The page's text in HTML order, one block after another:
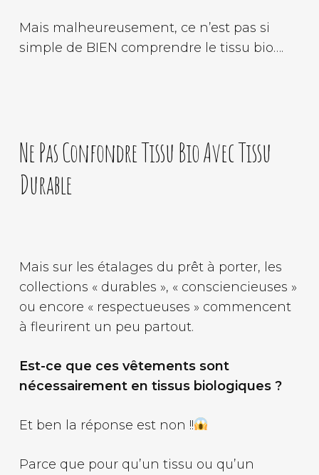
Mais malheureusement, ce n’est pas si
simple de BIEN comprendre le tissu bio….
Ne Pas Confondre Tissu Bio Avec Tissu
Durable
Mais sur les étalages du prêt à porter, les
collections « durables », « consciencieuses »
ou encore « respectueuses » commencent
à fleurirent un peu partout.
Est-ce que ces vêtements sont
nécessairement en tissus biologiques ?
Et ben la réponse est non !!
Parce que pour qu’un tissu ou qu’un